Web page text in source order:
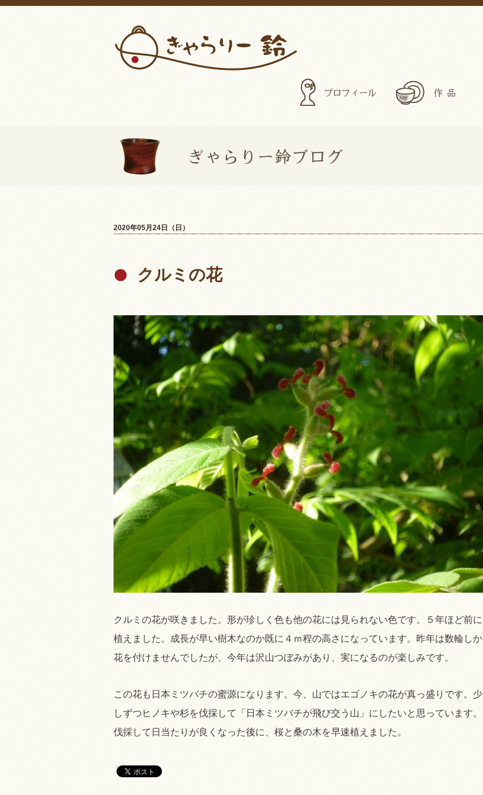
プロフィール
2020年05月24日（日）
クルミの花
クルミの花が咲きました。形が珍しく色も他の花には見られない色です。５年ほど前に
植えました。成長が早い樹木なのか既に４ｍ程の高さになっています。昨年は数輪しか
花を付けませんでしたが、今年は沢山つぼみがあり、実になるのが楽しみです。
この花も日本ミツバチの蜜源になります。今、山ではエゴノキの花が真っ盛りです。少
しずつヒノキや杉を伐採して「日本ミツバチが飛び交う山」にしたいと思っています。
伐採して日当たりが良くなった後に、桜と桑の木を早速植えました。